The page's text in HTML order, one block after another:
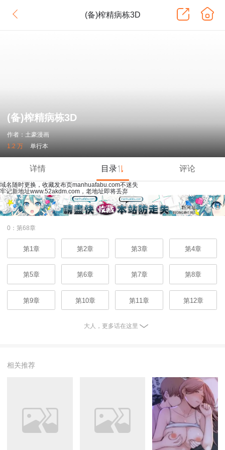
(备)榨精病栋3D
(备)榨精病栋3D
作者：土豪漫画
1.2 万
单行本
详情 目录 评论
域名随时更换，收藏发布页manhuafabu.com不迷失
牢记新地址www.52akdm.com，老地址即将丢弃
0：第68章
第1章 第2章 第3章 第4章
第5章 第6章 第7章 第8章
第9章 第10章 第11章 第12章
大人，更多话在这里
相关推荐